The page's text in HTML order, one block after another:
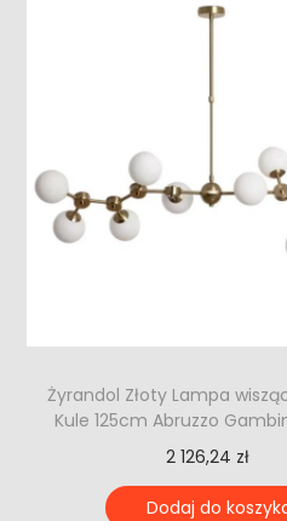
Żyrandol Złoty Lampa
Kule 125cm Abruzzo
2 126,24 zł
Dodaj do